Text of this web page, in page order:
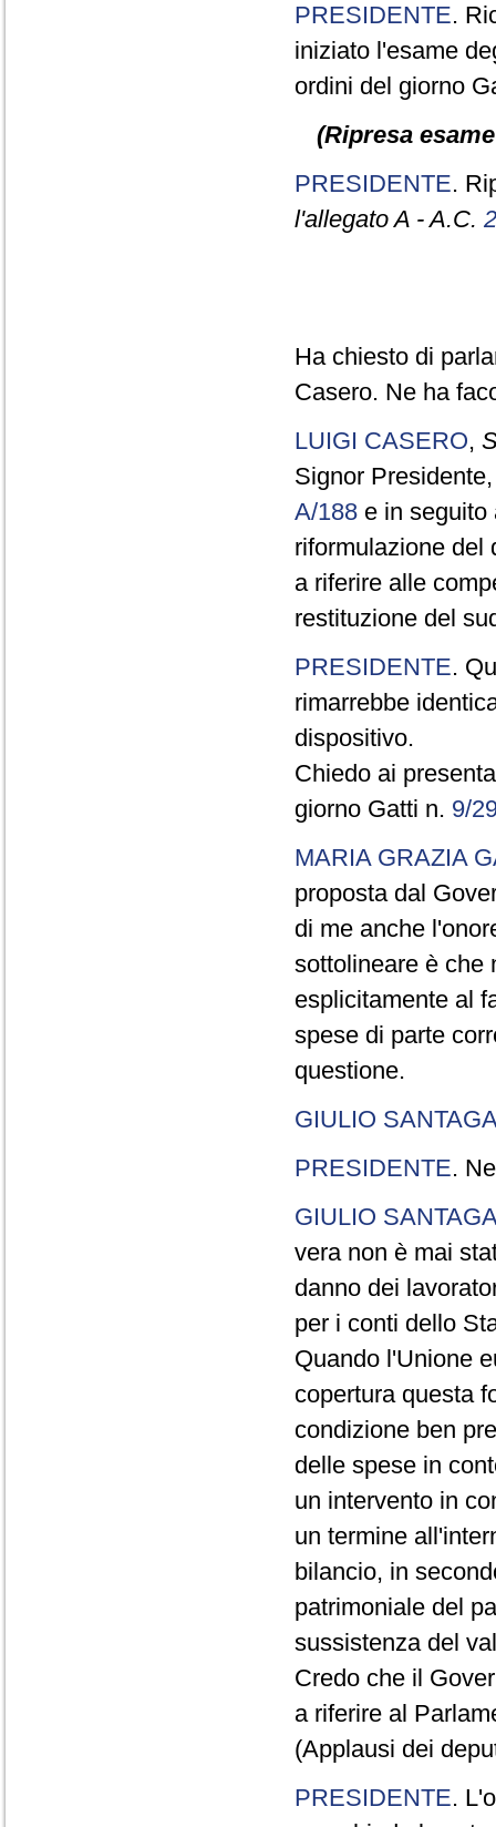
PRESIDENTE.
iniziato l'esame
ordini del giorno
(Ripresa
PRESIDENTE.
l'allegato A - A.C.
Ha chiesto di
Casero. Ne ha
LUIGI CASERO,
Signor
A/188 e in seguito
riformulazione del
a riferire alle
restituzione del
PRESIDENTE.
rimarrebbe
dispositivo.
Chiedo ai
giorno Gatti n. 9/
MARIA GRAZIA
proposta dal
di me anche
sottolineare è che
esplicitamente al
spese di parte
questione.
GIULIO
PRESIDENTE.
GIULIO
vera non è mai
danno dei
per i conti dello
Quando l'Unione
copertura questa
condizione ben
delle spese in
un intervento in
un termine
bilancio, in
patrimoniale del
sussistenza del
Credo che il
a riferire al
(Applausi dei
PRESIDENTE.